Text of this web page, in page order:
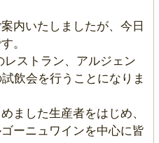
内いたしましたが、今日
。
ストラン、アルジェン
飲会を行うことになりま
ました生産者をはじめ、
ーニュワインを中心に皆